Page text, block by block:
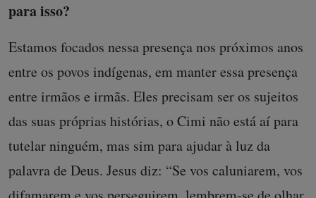
para isso?
Estamos focados nessa presença nos próximos anos
entre os povos indígenas, em manter essa presença
entre irmãos e irmãs. Eles precisam ser os sujeitos
das suas próprias histórias, o Cimi não está aí para
tutelar ninguém, mas sim para ajudar à luz da
palavra de Deus. Jesus diz: “Se vos caluniarem, vos